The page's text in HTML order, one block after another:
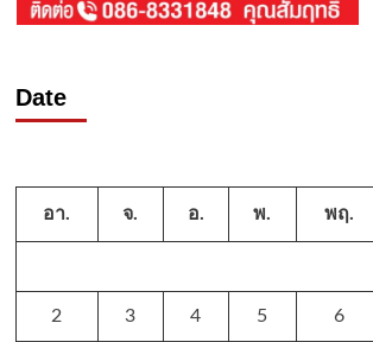
Date
อา. จ. อ. พ. พฤ.
2 3 4 5 6